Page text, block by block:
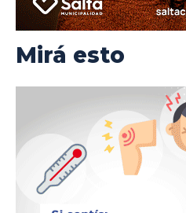
Mirá esto